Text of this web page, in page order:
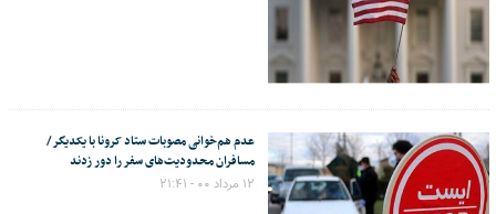
عدم هم‌خوانی مصوبات ستاد کرونا با یکدیگر/
مسافران محدودیت‌های سفر را دور زدند
۱۲ مرداد ۰۰ - ۲۱:۴۱